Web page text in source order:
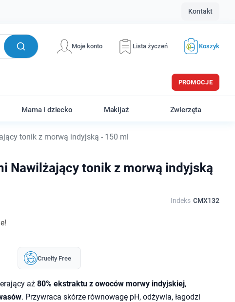
Kontakt
Moje konto Lista życzeń Koszyk
PROMOCJE
Mama i dziecko Makijaż Zwierzęta
tonik z morwą indyjską - 150 ml
Nawilżający tonik z morwą indyjską
Indeks CMX132
Cruelty Free
aż 80% ekstraktu z owoców morwy indyjskiej,
. Przywraca skórze równowagę pH, odżywia, łagodzi